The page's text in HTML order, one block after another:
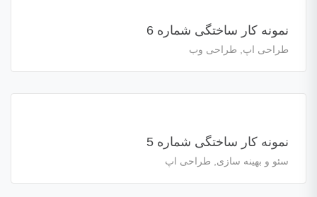
نمونه کار ساختگی شماره 6
طراحی اپ, طراحی وب
نمونه کار ساختگی شماره 5
سئو و بهینه سازی, طراحی اپ